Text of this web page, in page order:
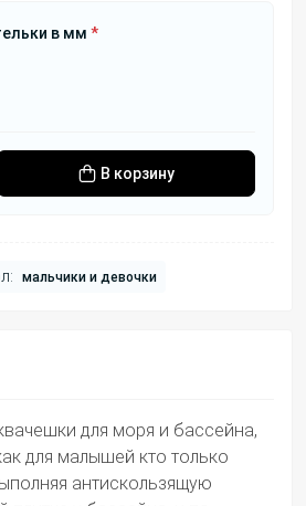
в мм *
В корзину
мальчики и девочки
для моря и бассейна,
для малышей кто только
антискользящую